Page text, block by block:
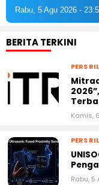
Rabu, 5 Agu 2026 -
BERITA TERKINI
PERS
Kamis,
PERS
Rabu, 5